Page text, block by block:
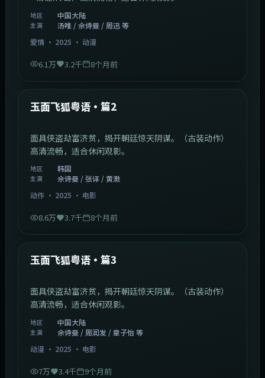
地区 中国大陆
主演
汤唯 / 佘诗曼 / 周迅 等
爱情· 2025 · 动漫
6.1万 3.2千 8个月前
最新
玉面飞狐粤语·篇2
面具侠盗劫富济贫，揭开朝廷惊天阴谋。（古装动作）
高清流畅，适合休闲观影。
地区 韩国
主演
佘诗曼 / 张译 / 黄渤
动作· 2025 · 电影
8.6万 3.7千 8个月前
最新
玉面飞狐粤语·篇3
面具侠盗劫富济贫，揭开朝廷惊天阴谋。（古装动作）
高清流畅，适合休闲观影。
地区 中国大陆
主演
佘诗曼 / 周润发 / 章子怡 等
动漫 · 2025 · 电影
7万 3.4千 9个月前